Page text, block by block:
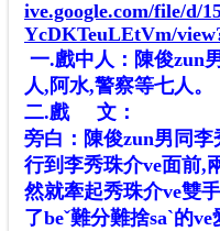
ive.google.com/file/d/
YcDKTeuLEtVm/
一.戲中人：陳俊zun
人,阿水,警察等七人。
二.戲文：
旁白：陳俊zun男同
行到李秀珠介ve面前,
然就牽起秀珠介ve雙
了beˇ難分難捨saˋ的